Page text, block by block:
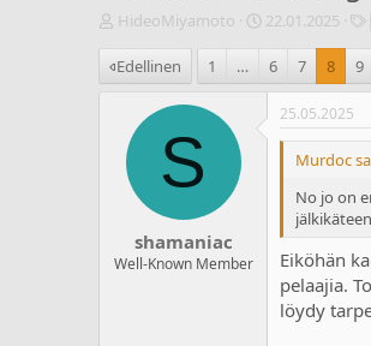
V
e
s
n
HideoMiyamoto
A
o
i
u
22.01.2025
Edellinen 1 … 6 7 8 9
S
shamaniac
Well-Known Member
25.05.2025
Murdoc
No jo on
Eiköhän
pelaajia.
löydy